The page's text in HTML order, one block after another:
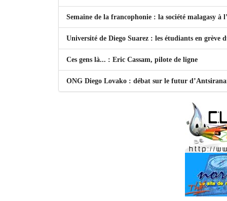
Semaine de la francophonie : la société malagasy à
Université de Diego Suarez : les étudiants en grève
Ces gens là... : Eric Cassam, pilote de ligne
ONG Diego Lovako : débat sur le futur